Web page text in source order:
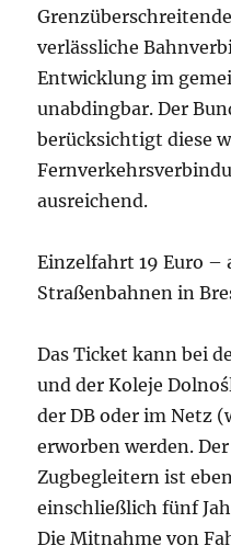
verlässliche
Entwicklung im
unabdingbar. Der
berücksichtigt diese
ausreichend.
Einzelfahrt 19 Euro –
Straßenbahnen in
Das Ticket kann bei
und der Koleje
der DB oder im Netz
erworben werden.
Zugbegleitern ist
einschließlich fünf
Die Mitnahme von